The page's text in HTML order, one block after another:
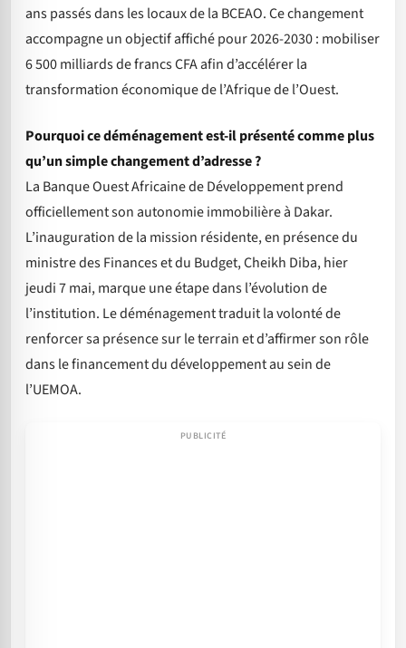
ans passés dans les locaux de la BCEAO. Ce changement
accompagne un objectif affiché pour 2026-2030 : mobiliser
6 500 milliards de francs CFA afin d’accélérer la
transformation économique de l’Afrique de l’Ouest.
Pourquoi ce déménagement est-il présenté comme plus
qu’un simple changement d’adresse ?
La Banque Ouest Africaine de Développement prend
officiellement son autonomie immobilière à Dakar.
L’inauguration de la mission résidente, en présence du
ministre des Finances et du Budget, Cheikh Diba, hier
jeudi 7 mai, marque une étape dans l’évolution de
l’institution. Le déménagement traduit la volonté de
renforcer sa présence sur le terrain et d’affirmer son rôle
dans le financement du développement au sein de
l’UEMOA.